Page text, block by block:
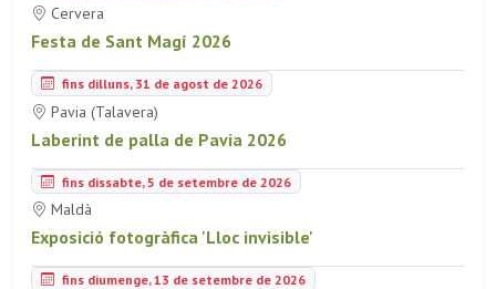
Cervera
Festa de Sant Magí 2026
fins dilluns, 31 de agost de 2026
Pavia (Talavera)
Laberint de palla de Pavia 2026
fins dissabte, 5 de setembre de 2026
Maldà
Exposició fotogràfica 'Lloc invisible'
fins diumenge, 13 de setembre de 2026